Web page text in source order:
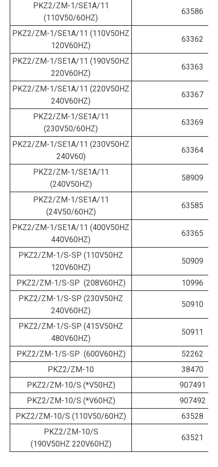
PKZ2/ZM-1/SE1A/11
(110V50/60HZ)
63586
PKZ2/ZM-1/SE1A/11 (110V50HZ
120V60HZ)
63362
PKZ2/ZM-1/SE1A/11 (190V50HZ
220V60HZ)
63363
PKZ2/ZM-1/SE1A/11 (220V50HZ
240V60HZ)
63367
PKZ2/ZM-1/SE1A/11
(230V50/60HZ)
63369
PKZ2/ZM-1/SE1A/11 (230V50HZ
240V60)
63364
PKZ2/ZM-1/SE1A/11
(240V50HZ)
58909
PKZ2/ZM-1/SE1A/11
(24V50/60HZ)
63585
PKZ2/ZM-1/SE1A/11 (400V50HZ
440V60HZ)
63365
PKZ2/ZM-1/S-SP (110V50HZ
120V60HZ)
50909
PKZ2/ZM-1/S-SP (208V60HZ)
10996
PKZ2/ZM-1/S-SP (230V50HZ
240V60HZ)
50910
PKZ2/ZM-1/S-SP (415V50HZ
480V60HZ)
50911
PKZ2/ZM-1/S-SP (600V60HZ)
52262
PKZ2/ZM-10
38470
PKZ2/ZM-10/S (*V50HZ)
907491
PKZ2/ZM-10/S (*V60HZ)
907492
PKZ2/ZM-10/S (110V50/60HZ)
63528
PKZ2/ZM-10/S
(190V50HZ 220V60HZ)
63521